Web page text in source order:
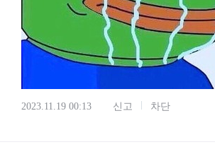
2023.11.19 00:13 신고 차단